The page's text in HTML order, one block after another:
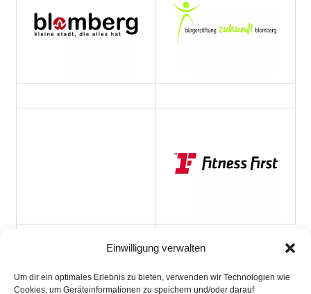
Einwilligung verwalten
Um dir ein optimales Erlebnis zu bieten, verwenden wir Technologien wie
Cookies, um Geräteinformationen zu speichern und/oder darauf